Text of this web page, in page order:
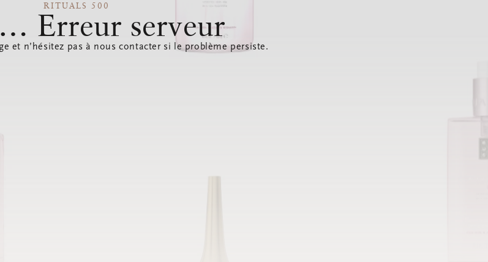
RITUALS 500
Erreur serveur
et n’hésitez pas à nous contacter si le problème persiste.